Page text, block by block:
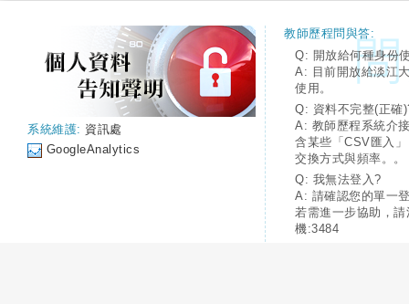
系統維護: 資訊處
GoogleAnalytics
教師歷程問與答:
Q: 開放給何種身份
A: 目前開放給淡江
使用。
Q: 資料不完整(正確
A: 教師歷程系統介
含某些「CSV匯入
交換方式與頻率。。
Q: 我無法登入?
A: 請確認您的單一
若需進一步協助，
機:3484